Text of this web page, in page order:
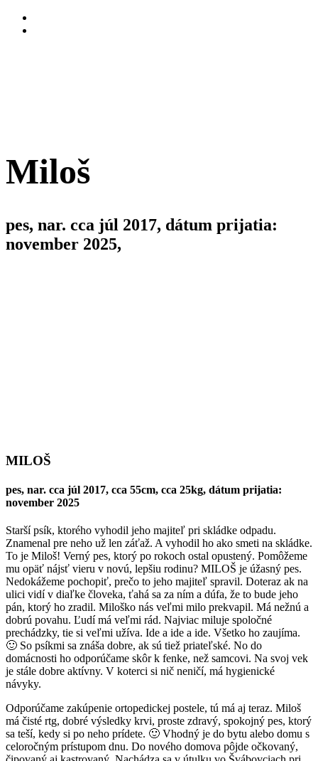
Miloš
pes, nar. cca júl 2017, dátum prijatia:
november 2025,
MILOŠ
pes, nar. cca júl 2017, cca 55cm, cca 25kg, dátum prijatia:
november 2025
Starší psík, ktorého vyhodil jeho majiteľ pri skládke odpadu.
Znamenal pre neho už len záťaž. A vyhodil ho ako smeti na skládke.
To je Miloš! Verný pes, ktorý po rokoch ostal opustený. Pomôžeme
mu opäť nájsť vieru v novú, lepšiu rodinu? MILOŠ je úžasný pes.
Nedokážeme pochopiť, prečo to jeho majiteľ spravil. Doteraz ak na
ulici vidí v diaľke človeka, ťahá sa za ním a dúfa, že to bude jeho
pán, ktorý ho zradil. Miloško nás veľmi milo prekvapil. Má nežnú a
dobrú povahu. Ľudí má veľmi rád. Najviac miluje spoločné
prechádzky, tie si veľmi užíva. Ide a ide a ide. Všetko ho zaujíma.
🙂 So psíkmi sa znáša dobre, ak sú tiež priateľské. No do
domácnosti ho odporúčame skôr k fenke, než samcovi. Na svoj vek
je stále dobre aktívny. V koterci si nič neničí, má hygienické
návyky.
Odporúčame zakúpenie ortopedickej postele, tú má aj teraz. Miloš
má čisté rtg, dobré výsledky krvi, proste zdravý, spokojný pes, ktorý
sa teší, kedy si po neho prídete. 🙂 Vhodný je do bytu alebo domu s
celoročným prístupom dnu. Do nového domova pôjde očkovaný,